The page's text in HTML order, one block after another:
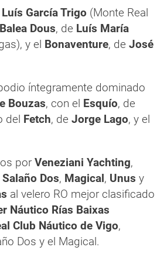
Luís García Trigo (Monte Real
Balea Dous, de Luís María
y el Bonaventure, de José
íntegramente dominado
Bouzas, con el Esquío, de
del Fetch, de Jorge Lago, y el
por Veneziani Yachting,
Salaño Dos, Magical, Unus y
al velero RO mejor clasificado
Náutico Rías Baixas
Club Náutico de Vigo,
Dos y el Magical.